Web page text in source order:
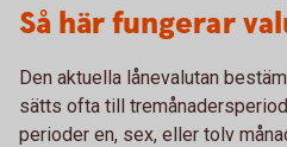
Så här fungerar
Den aktuella lånevalutan
sätts ofta till
perioder en, sex, eller tolv